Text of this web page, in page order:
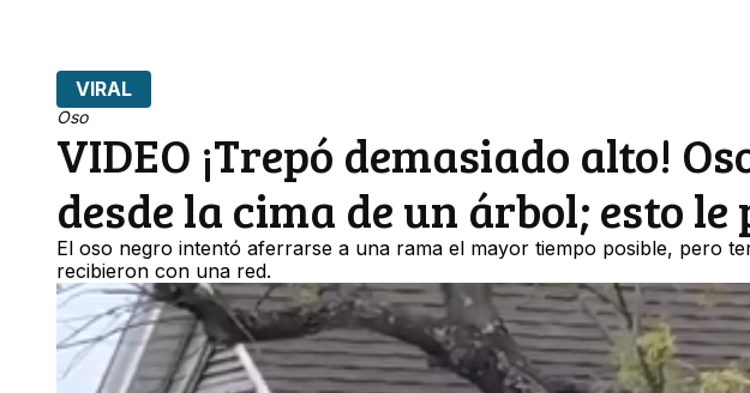
VIRAL
Oso
VIDEO ¡Trepó demasiado alto!
desde la cima de un árbol; esto le
El oso negro intentó aferrarse a una rama el mayor tiempo posible, pero
recibieron con una red.